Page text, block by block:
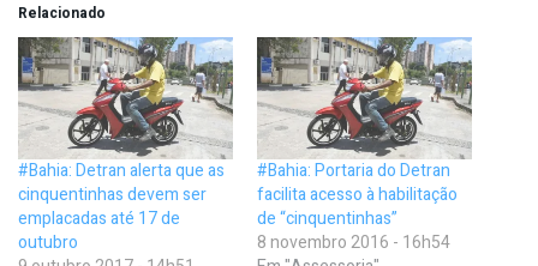
Relacionado
#Bahia: Detran alerta que as
cinquentinhas devem ser
emplacadas até 17 de
outubro
#Bahia: Portaria do Detran
facilita acesso à habilitação
de “cinquentinhas”
8 novembro 2016 - 16h54